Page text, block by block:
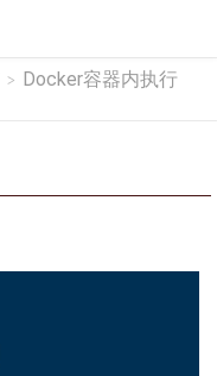
> Docker容器内执行